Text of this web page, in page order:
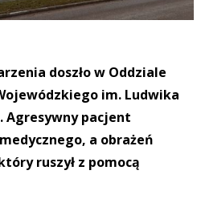
doszło w Oddziale
im. Ludwika
Agresywny pacjent
a obrażeń
ruszył z pomocą